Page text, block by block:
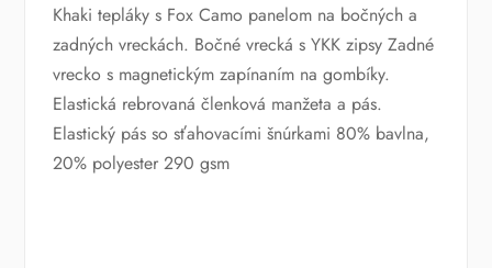
Khaki tepláky s Fox Camo panelom na bočných a
zadných vreckách. Bočné vrecká s YKK zipsy Zadné
vrecko s magnetickým zapínaním na gombíky.
Elastická rebrovaná členková manžeta a pás.
Elastický pás so sťahovacími šnúrkami 80% bavlna,
20% polyester 290 gsm